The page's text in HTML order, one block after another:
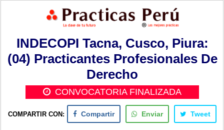
INDECOPI Tacna, Cusco, Piura:
(04) Practicantes Profesionales De
Derecho
CONVOCATORIA FINALIZADA
COMPARTIR CON: Compartir Enviar Tweet